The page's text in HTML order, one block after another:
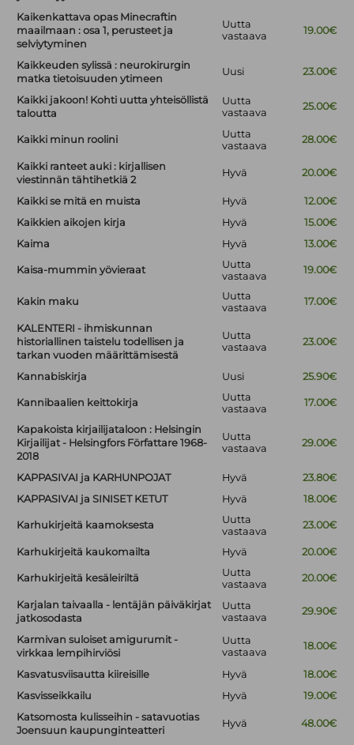
Kaikenkattava opas Minecraftin
maailmaan : osa 1, perusteet ja
selviytyminen
Uutta
vastaava
19.00€
Kaikkeuden sylissä : neurokirurgin
matka tietoisuuden ytimeen
Uusi 23.00€
Kaikki jakoon! Kohti uutta yhteisöllistä
taloutta
Uutta
vastaava
25.00€
Kaikki minun roolini
Uutta
vastaava
28.00€
Kaikki ranteet auki : kirjallisen
viestinnän tähtihetkiä 2
Hyvä 20.00€
Kaikki se mitä en muista Hyvä
12.00€
Kaikkien aikojen kirja
Hyvä
15.00€
Kaima
Hyvä 13.00€
Kaisa-mummin yövieraat
Uutta
vastaava
19.00€
Kakin maku
Uutta
vastaava
17.00€
KALENTERI - ihmiskunnan
historiallinen taistelu todellisen ja
tarkan vuoden määrittämisestä
Uutta
vastaava
23.00€
Kannabiskirja Uusi 25.90€
Kannibaalien keittokirja
Uutta
vastaava
17.00€
Kapakoista kirjailijataloon : Helsingin
Kirjailijat - Helsingfors Författare 1968-
2018
Uutta
vastaava
29.00€
KAPPASIVAI ja KARHUNPOJAT Hyvä
23.80€
KAPPASIVAI ja SINISET KETUT
Hyvä 18.00€
Karhukirjeitä kaamoksesta
Uutta
vastaava
23.00€
Karhukirjeitä kaukomailta Hyvä 20.00€
Karhukirjeitä kesäleiriltä
Uutta
vastaava
20.00€
Karjalan taivaalla - lentäjän päiväkirjat
jatkosodasta
Uutta
vastaava
29.90€
Karmivan suloiset amigurumit -
virkkaa lempihirviösi
Uutta
vastaava
18.00€
Kasvatusviisautta kiireisille Hyvä
18.00€
Kasvisseikkailu
Hyvä
19.00€
Katsomosta kulisseihin - satavuotias
Joensuun kaupunginteatteri
Hyvä 48.00€